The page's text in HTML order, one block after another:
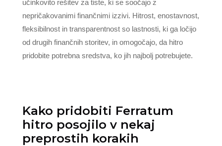
učinkovito rešitev za tiste, ki se soočajo z
nepričakovanimi finančnimi izzivi. Hitrost, enostavnost,
fleksibilnost in transparentnost so lastnosti, ki ga ločijo
od drugih finančnih storitev, in omogočajo, da hitro
pridobite potrebna sredstva, ko jih najbolj potrebujete.
Kako pridobiti Ferratum
hitro posojilo v nekaj
preprostih korakih